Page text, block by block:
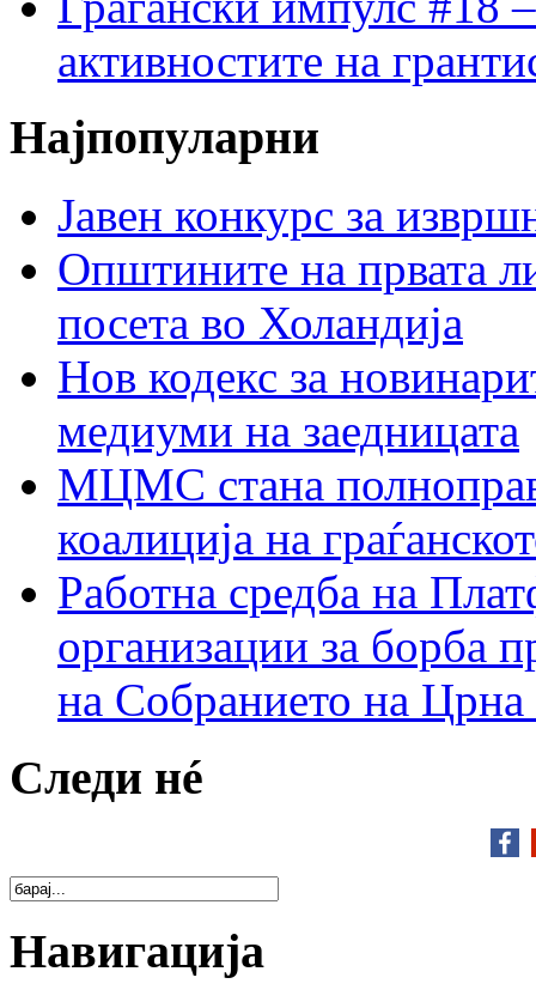
активностите на
Најпопуларни
Јавен конкурс за
Општините на првата
посета во Холандија
Нов кодекс за
медиуми на заедницата
МЦМС стана
коалиција на
Работна средба на
организации за борба
на Собранието на Црна
Следи нé
Навигација